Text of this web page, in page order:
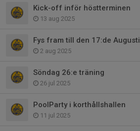
Kick-off inför höstterminen
13 aug 2025
Fys fram till den 17:de Augusti
2 aug 2025
Söndag 26:e träning
26 jul 2025
PoolParty i korthållshallen
11 jul 2025